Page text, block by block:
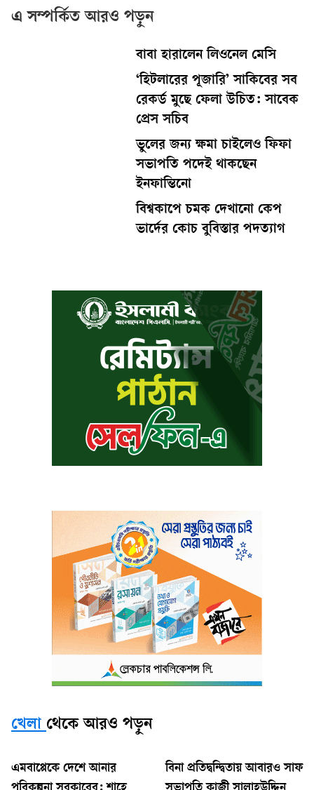
এ সম্পর্কিত আরও পড়ুন
বাবা হারালেন লিওনেল মেসি
‘হিটলারের পূজারি’ সাকিবের সব
রেকর্ড মুছে ফেলা উচিত: সাবেক
প্রেস সচিব
ভুলের জন্য ক্ষমা চাইলেও ফিফা
সভাপতি পদেই থাকছেন
ইনফান্তিনো
বিশ্বকাপে চমক দেখানো কেপ
ভার্দের কোচ বুবিস্তার পদত্যাগ
খেলা থেকে আরও পড়ুন
এমবাপ্পেকে দেশে আনার
বিনা প্রতিদ্বন্দ্বিতায় আবারও সাফ